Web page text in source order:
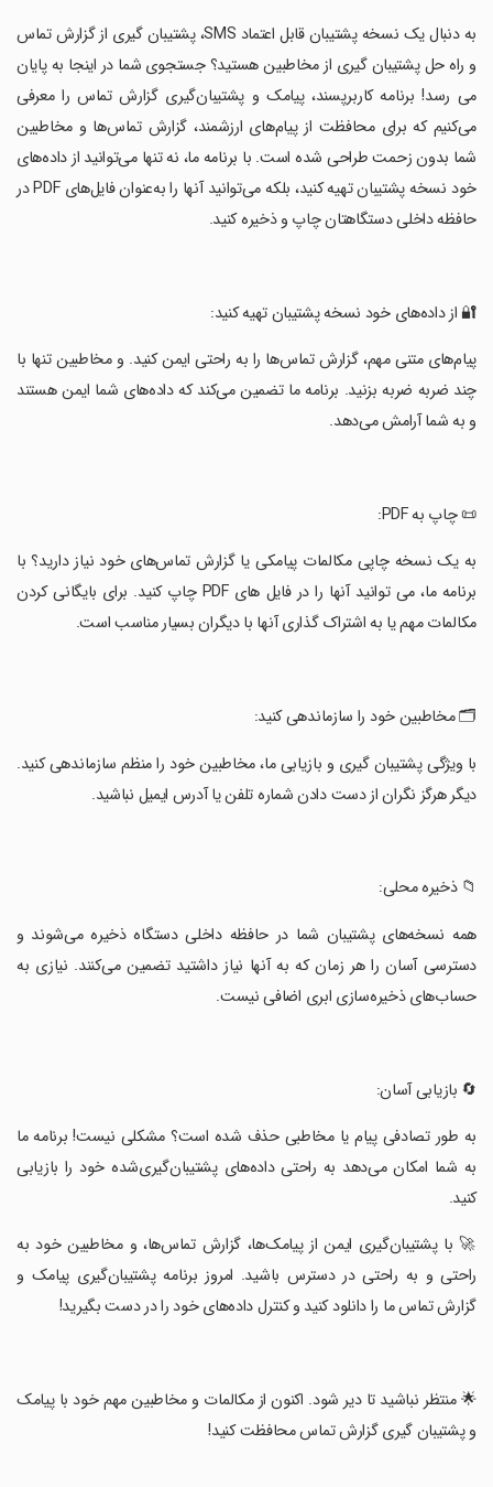
به دنبال یک نسخه پشتیبان قابل اعتماد SMS، پشتیبان گیری از گزارش تماس
و راه حل پشتیبان گیری از مخاطبین هستید؟ جستجوی شما در اینجا به پایان
می رسد! برنامه کاربرپسند، پیامک و پشتیبان‌گیری گزارش تماس را معرفی
می‌کنیم که برای محافظت از پیام‌های ارزشمند، گزارش تماس‌ها و مخاطبین
شما بدون زحمت طراحی شده است. با برنامه ما، نه تنها می‌توانید از داده‌های
خود نسخه پشتیبان تهیه کنید، بلکه می‌توانید آنها را به‌عنوان فایل‌های PDF در
حافظه داخلی دستگاهتان چاپ و ذخیره کنید.
‏🔐 از داده‌های خود نسخه پشتیبان تهیه کنید:
‏پیام‌های متنی مهم، گزارش تماس‌ها را به راحتی ایمن کنید. و مخاطبین تنها با
چند ضربه ضربه بزنید. برنامه ما تضمین می‌کند که داده‌های شما ایمن هستند
و به شما آرامش می‌دهد.
‏📜 چاپ به PDF:
‏به یک نسخه چاپی مکالمات پیامکی یا گزارش تماس‌های خود نیاز دارید؟ با
برنامه ما، می توانید آنها را در فایل های PDF چاپ کنید. برای بایگانی کردن
مکالمات مهم یا به اشتراک گذاری آنها با دیگران بسیار مناسب است.
‏🗂️ مخاطبین خود را سازماندهی کنید:
‏با ویژگی پشتیبان گیری و بازیابی ما، مخاطبین خود را منظم سازماندهی کنید.
دیگر هرگز نگران از دست دادن شماره تلفن یا آدرس ایمیل نباشید.
‏📁 ذخیره محلی:
‏همه نسخه‌های پشتیبان شما در حافظه داخلی دستگاه ذخیره می‌شوند و
دسترسی آسان را هر زمان که به آنها نیاز داشتید تضمین می‌کنند. نیازی به
حساب‌های ذخیره‌سازی ابری اضافی نیست.
‏🔄 بازیابی آسان:
‏به طور تصادفی پیام یا مخاطبی حذف شده است؟ مشکلی نیست! برنامه ما
به شما امکان می‌دهد به راحتی داده‌های پشتیبان‌گیری‌شده خود را بازیابی
کنید.
‏🚀 با پشتیبان‌گیری ایمن از پیامک‌ها، گزارش تماس‌ها، و مخاطبین خود به
راحتی و به راحتی در دسترس باشید. امروز برنامه پشتیبان‌گیری پیامک و
گزارش تماس ما را دانلود کنید و کنترل داده‌های خود را در دست بگیرید!
‏🌟 منتظر نباشید تا دیر شود. اکنون از مکالمات و مخاطبین مهم خود با پیامک
و پشتیبان گیری گزارش تماس محافظت کنید!